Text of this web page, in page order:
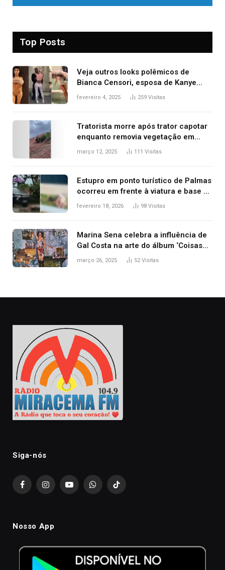
Top Posts
Veja outros looks polêmicos de
Bianca Censori, esposa de Kanye
West que apareceu nua no Grammy
fevereiro 4, 2025 259 Visitas
Tratorista morre após trator capotar
enquanto removia vegetação em
ribanceira de rodovia
março 12, 2025 111 Visitas
Estupro em ponto turístico de Palmas
ocorreu em frente à viatura e base de
segurança; polícia investiga
fevereiro 18, 2026 98 Visitas
Marina Sena celebra a influência de
Gal Costa na arte do álbum ‘Coisas
naturais’
março 26, 2025 52Visitas
Siga-nós
FacebookInstagramYouTubeWhatsAppTikTok
Nosso App